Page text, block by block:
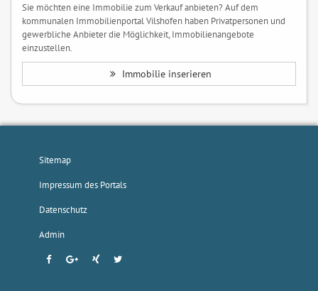
Sie möchten eine Immobilie zum Verkauf anbieten? Auf dem
kommunalen Immobilienportal Vilshofen haben Privatpersonen und
gewerbliche Anbieter die Möglichkeit, Immobilienangebote
einzustellen.
Immobilie inserieren
Sitemap
Impressum des Portals
Datenschutz
Admin